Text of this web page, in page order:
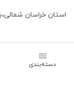
استان خراسان شمالی،
ساعت کاری -
دسته‌بندی